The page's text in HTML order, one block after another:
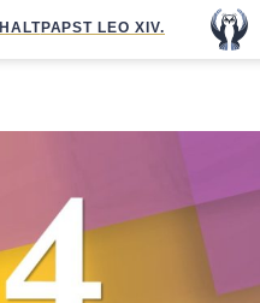
PAPST LEO XIV.